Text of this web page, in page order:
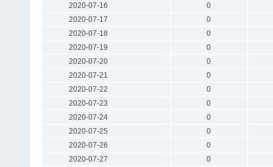
2020-07-16
0
2020-07-17
0
2020-07-18
0
2020-07-19
0
2020-07-20
0
2020-07-21
0
2020-07-22
0
2020-07-23
0
2020-07-24
0
2020-07-25
0
2020-07-26
0
2020-07-27
0